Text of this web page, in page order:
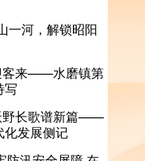
一河，解锁昭阳
客来——水磨镇第
写
野长歌谱新篇——
化发展侧记